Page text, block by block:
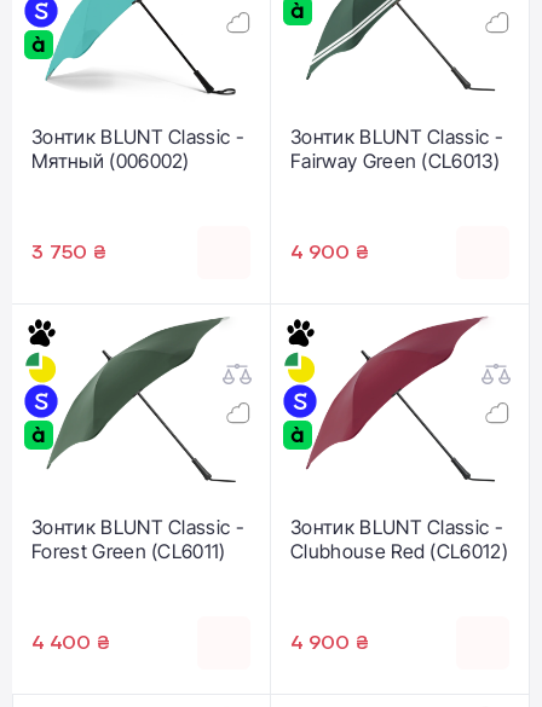
Зонтик BLUNT Classic -
Мятный (006002)
3 750 ₴
Зонтик BLUNT Classic -
Fairway Green (CL6013)
4 900 ₴
Зонтик BLUNT Classic -
Forest Green (CL6011)
4 400 ₴
Зонтик BLUNT Classic -
Clubhouse Red (CL6012)
4 900 ₴